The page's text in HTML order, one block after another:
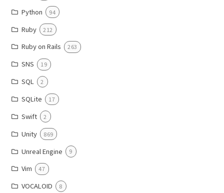
Python 94
Ruby 212
Ruby on Rails 263
SNS 19
SQL 2
SQLite 17
Swift 2
Unity 869
Unreal Engine 9
Vim 47
VOCALOID 8